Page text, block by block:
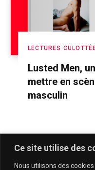
Ce site utilise des
Nous utilisons des
LECTURES
Lusted Men,
mettre en
masculin